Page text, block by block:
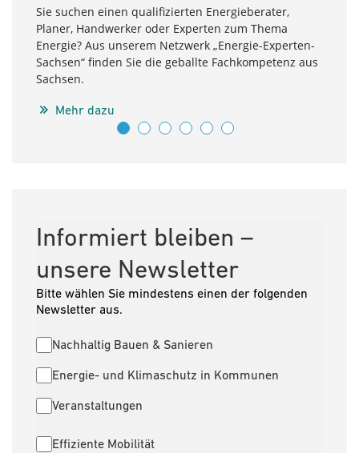
Sie suchen einen qualifizierten Energieberater,
Planer, Handwerker oder Experten zum Thema
Energie? Aus unserem Netzwerk „Energie-Experten-
Sachsen“ finden Sie die geballte Fachkompetenz aus
Sachsen.
Mehr dazu
Informiert bleiben –
unsere Newsletter
Bitte wählen Sie mindestens einen der folgenden
Newsletter aus.
Nachhaltig Bauen & Sanieren
Energie- und Klimaschutz in Kommunen
Veranstaltungen
Effiziente Mobilität